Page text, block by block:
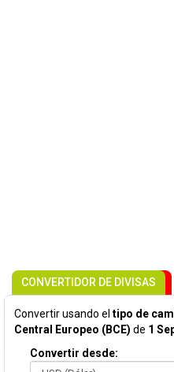
CONVERTIDOR DE DIVISAS
Convertir usando el tipo de
Central Europeo (BCE) de 1
Convertir desde: